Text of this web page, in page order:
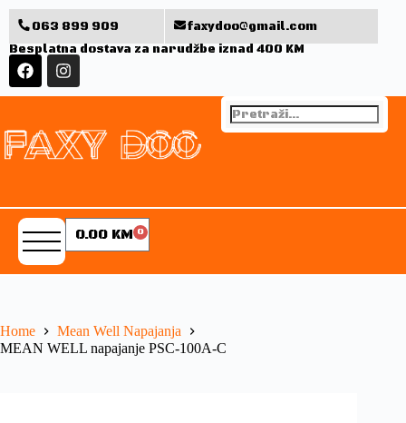
063 899 909
faxydoo@gmail.com
Besplatna dostava za narudžbe iznad 400 KM
0.00 KM 0
Home
Mean Well Napajanja
MEAN WELL napajanje PSC-100A-C